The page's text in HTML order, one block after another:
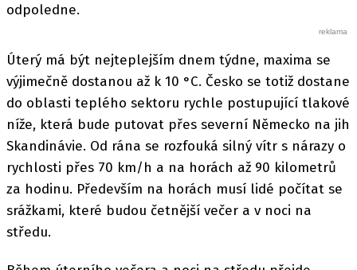
odpoledne.
Úterý má být nejteplejším dnem týdne, maxima se
výjimečně dostanou až k 10 °C. Česko se totiž dostane
do oblasti teplého sektoru rychle postupující tlakové
níže, která bude putovat přes severní Německo na jih
Skandinávie. Od rána se rozfouká silný vítr s nárazy o
rychlosti přes 70 km/h a na horách až 90 kilometrů
za hodinu. Především na horách musí lidé počítat se
srážkami, které budou četnější večer a v noci na
středu.